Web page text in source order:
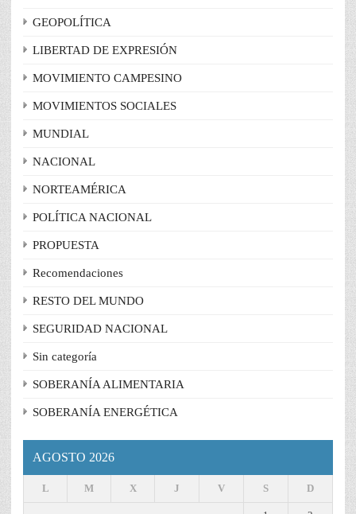
GEOPOLÍTICA
LIBERTAD DE EXPRESIÓN
MOVIMIENTO CAMPESINO
MOVIMIENTOS SOCIALES
MUNDIAL
NACIONAL
NORTEAMÉRICA
POLÍTICA NACIONAL
PROPUESTA
Recomendaciones
RESTO DEL MUNDO
SEGURIDAD NACIONAL
Sin categoría
SOBERANÍA ALIMENTARIA
SOBERANÍA ENERGÉTICA
AGOSTO 2026
L M X J V S D